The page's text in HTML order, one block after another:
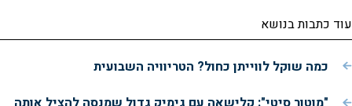
עוד כתבות בנושא
כמה שוקל לווייתן כחול? הטריוויה השבועית